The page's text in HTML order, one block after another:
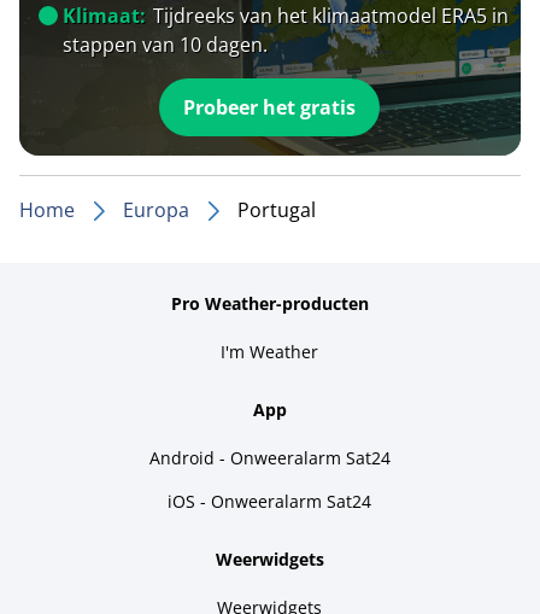
Klimaat: Tijdreeks van het klimaatmodel ERA5 in
stappen van 10 dagen.
Probeer het gratis
Home Europa Portugal
Pro Weather-producten
I'm Weather
App
Android - Onweeralarm Sat24
iOS - Onweeralarm Sat24
Weerwidgets
Weerwidgets